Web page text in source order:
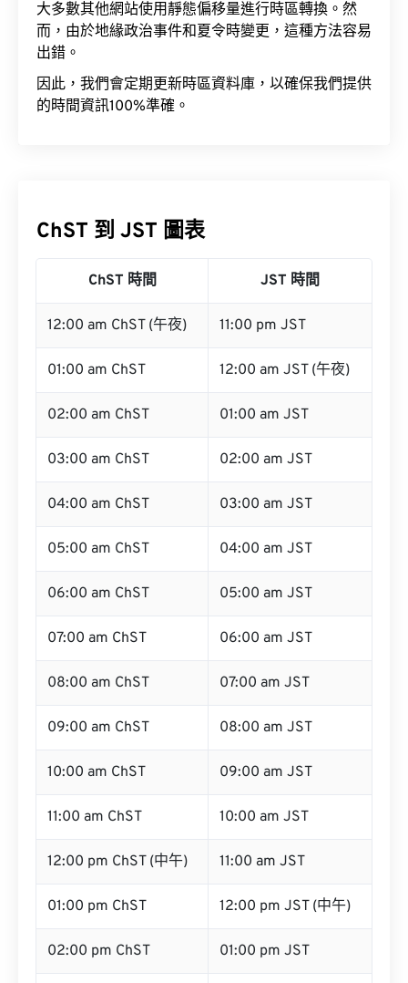
大多數其他網站使用靜態偏移量進行時區轉換。然
而，由於地緣政治事件和夏令時變更，這種方法容易
出錯。
因此，我們會定期更新時區資料庫，以確保我們提供
的時間資訊100%準確。
ChST 到 JST 圖表
ChST 時間 JST 時間
12:00 am ChST (午夜) 11:00 pm JST
01:00 am ChST 12:00 am JST (午夜)
02:00 am ChST 01:00 am JST
03:00 am ChST 02:00 am JST
04:00 am ChST 03:00 am JST
05:00 am ChST 04:00 am JST
06:00 am ChST 05:00 am JST
07:00 am ChST 06:00 am JST
08:00 am ChST 07:00 am JST
09:00 am ChST 08:00 am JST
10:00 am ChST 09:00 am JST
11:00 am ChST 10:00 am JST
12:00 pm ChST (中午) 11:00 am JST
01:00 pm ChST 12:00 pm JST (中午)
02:00 pm ChST 01:00 pm JST